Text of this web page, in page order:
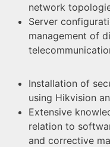
network
Server
management of
Installation of
using Hikvision
Extensive
relation to
and corrective